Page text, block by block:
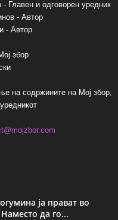
Главен и одговорен уредник
- Автор
- Автор
збор
на содржините на Мој збор,
ја прават во
да го...